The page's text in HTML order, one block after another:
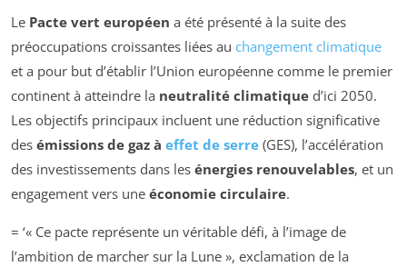
Le Pacte vert européen a été présenté à la suite des
préoccupations croissantes liées au changement climatique
et a pour but d’établir l’Union européenne comme le premier
continent à atteindre la neutralité climatique d’ici 2050.
Les objectifs principaux incluent une réduction significative
des émissions de gaz à effet de serre (GES), l’accélération
des investissements dans les énergies renouvelables, et un
engagement vers une économie circulaire.
= ‘« Ce pacte représente un véritable défi, à l’image de
l’ambition de marcher sur la Lune », exclamation de la